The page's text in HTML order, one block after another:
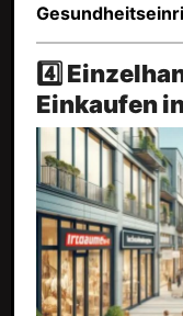
4️⃣
Einkaufen